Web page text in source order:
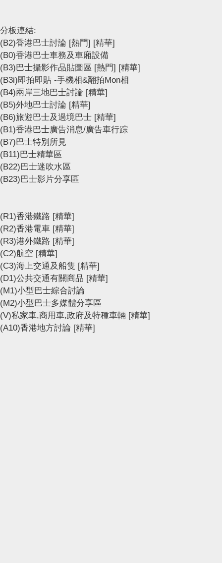
分板連結:
(B2)香港巴士討論 [熱門] [精華]
(B0)香港巴士車務及車廂設備
(B3)巴士攝影作品貼圖區 [熱門] [精華]
(B3i)即拍即貼 -手機相&翻拍Mon相
(B4)兩岸三地巴士討論 [精華]
(B5)外地巴士討論 [精華]
(B6)旅遊巴士及過境巴士 [精華]
(B1)香港巴士廣告消息/廣告車行踪
(B7)巴士特別所見
(B11)巴士精華區
(B22)巴士迷吹水區
(B23)巴士影片分享區
(R1)香港鐵路 [精華]
(R2)香港電車 [精華]
(R3)港外鐵路 [精華]
(C2)航空 [精華]
(C3)海上交通及船隻 [精華]
(D1)公共交通有關商品 [精華]
(M1)小型巴士綜合討論
(M2)小型巴士多媒體分享區
(V)私家車,商用車,政府及特種車輛 [精華]
(A10)香港地方討論 [精華]